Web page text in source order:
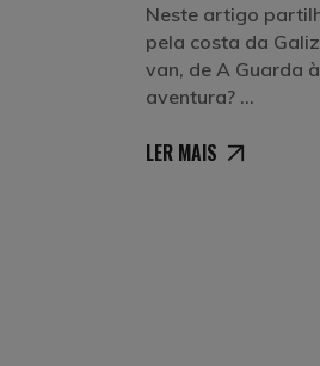
Neste artigo
pela costa da
van, de A Guarda
aventura?
LER MAIS